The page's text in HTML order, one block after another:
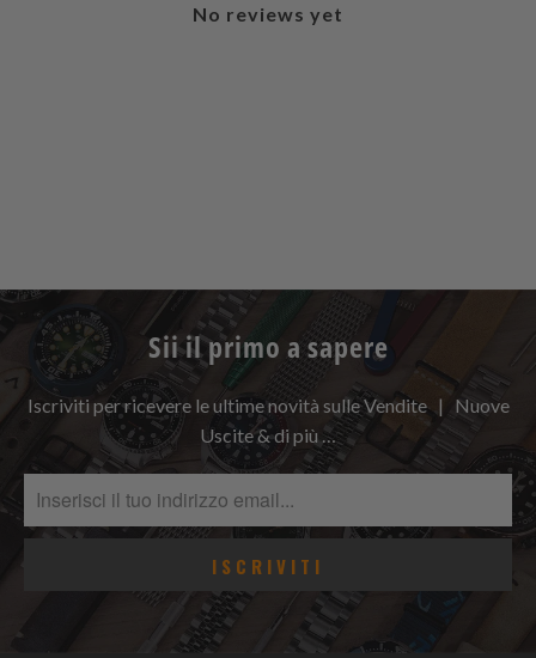
No reviews yet
Sii il primo a sapere
Iscriviti per ricevere le ultime novità sulle Vendite | Nuove
Uscite & di più …